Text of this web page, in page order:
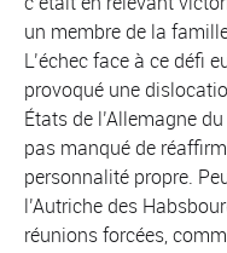
un membre de la
L’échec face à ce défi
provoqué une
États de l’Allemagne
pas manqué de
personnalité propre.
l’Autriche des
réunions forcées,